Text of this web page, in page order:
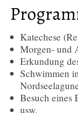
Katechese
Morgen- und
Erkundung
Schwimmen
Besuch eines
usw.